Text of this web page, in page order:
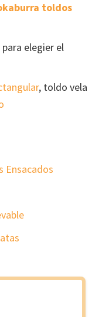
toldos
elegier el
, toldo vela
Ensacados